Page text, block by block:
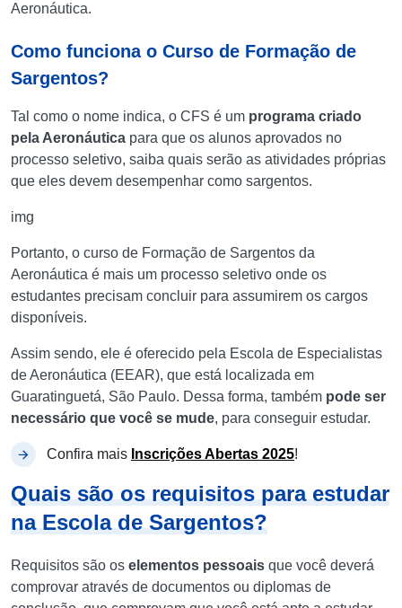
Aeronáutica.
Como funciona o Curso de Formação de
Sargentos?
Tal como o nome indica, o CFS é um programa criado
pela Aeronáutica para que os alunos aprovados no
processo seletivo, saiba quais serão as atividades próprias
que eles devem desempenhar como sargentos.
img
Portanto, o curso de Formação de Sargentos da
Aeronáutica é mais um processo seletivo onde os
estudantes precisam concluir para assumirem os cargos
disponíveis.
Assim sendo, ele é oferecido pela Escola de Especialistas
de Aeronáutica (EEAR), que está localizada em
Guaratinguetá, São Paulo. Dessa forma, também pode ser
necessário que você se mude, para conseguir estudar.
Confira mais Inscrições Abertas 2025!
Quais são os requisitos para estudar
na Escola de Sargentos?
Requisitos são os elementos pessoais que você deverá
comprovar através de documentos ou diplomas de